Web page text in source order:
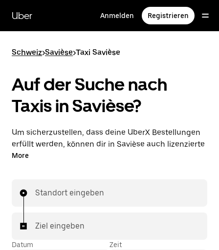
zum
Hauptinhalt
Uber Anmelden Registrieren
Schweiz>Savièse>Taxi Savièse
Auf der Suche nach
Taxis in Savièse?
Um sicherzustellen, dass deine UberX Bestellungen
erfüllt werden, können dir in Savièse auch lizenzierte
Taxifahrer*innen zugewiesen werden. In diesem Fall
UberX kennst, während du mit einem Taxi an dein
In einigen Städten der Schweiz kannst du in der
Uber App gezielt ein Taxi bestellen, wenn du sicher
sein möchtest, dass dir ein Taxi für deine Fahrt
More
Standort eingeben
Ziel eingeben
Datum Zeit